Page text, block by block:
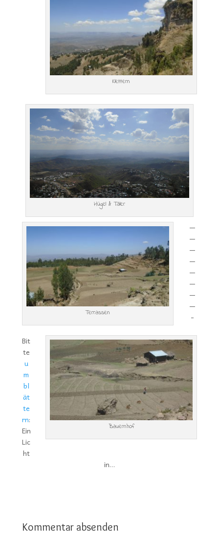
Klettern
Hügel & Täler
Terrassen
Bauernhof
—
—
—
—
—
—
—
—
-
Bit
te
u
m
bl
ät
te
rn:
Ein
Lic
ht
in…
Kommentar absenden